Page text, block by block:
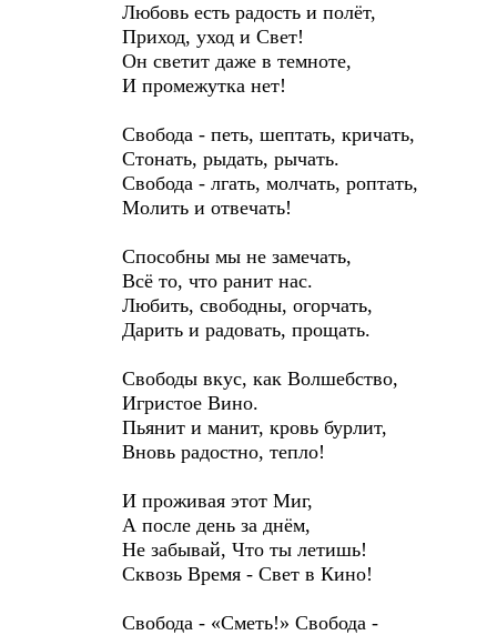
Любовь есть радость и полёт,
Приход, уход и Свет!
Он светит даже в темноте,
И промежутка нет!
Свобода - петь, шептать, кричать,
Стонать, рыдать, рычать.
Свобода - лгать, молчать, роптать,
Молить и отвечать!
Способны мы не замечать,
Всё то, что ранит нас.
Любить, свободны, огорчать,
Дарить и радовать, прощать.
Свободы вкус, как Волшебство,
Игристое Вино.
Пьянит и манит, кровь бурлит,
Вновь радостно, тепло!
И проживая этот Миг,
А после день за днём,
Не забывай, Что ты летишь!
Сквозь Время - Свет в Кино!
Свобода - «Сметь!» Свобода -